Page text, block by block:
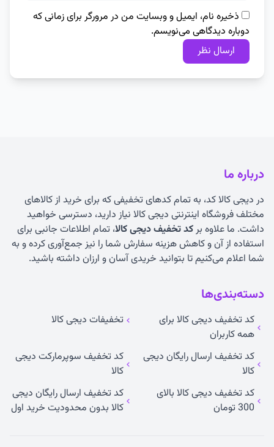
ذخیره نام، ایمیل و وبسایت من در مرورگر برای زمانی که
دوباره دیدگاهی می‌نویسم.
درباره ما
در دیجی کالا کد، به تمام کدهای تخفیفی که برای خرید از کالاهای
مختلف فروشگاه اینترنتی دیجی کالا نیاز دارید، دسترسی خواهید
داشت. ما علاوه برکد تخفیف دیجی کالا، تمام اطلاعات جانبی برای
استفاده از آن و کاهش هزینه سفارش شما را نیز جمع‌آوری کرده و به
شما اعلام می‌کنیم تا بتوانید خریدی آسان و ارزان داشته باشید.
دسته‌بندی‌ها
کد تخفیف دیجی کالا برای
همه کاربران
تخفیفات دیجی کالا
کد تخفیف ارسال رایگان دیجی
کالا
کد تخفیف سوپرمارکت دیجی
کالا
کد تخفیف دیجی کالا بالای
300 تومان
کد تخفیف ارسال رایگان دیجی
کالا بدون محدودیت خرید اول